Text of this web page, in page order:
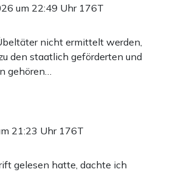
um 22:49 Uhr 176T
nicht ermittelt werden,
den staatlich geförderten und
gehören…
21:23 Uhr 176T
gelesen hatte, dachte ich